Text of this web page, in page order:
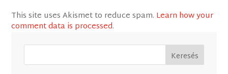
This site uses Akismet to reduce spam. Learn how your
comment data is processed.